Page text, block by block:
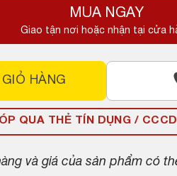
MUA NGAY
Giao tận nơi hoặc nhận tại cửa
GIỎ HÀNG
QUA THẺ TÍN DỤNG /
và giá của sản phẩm có